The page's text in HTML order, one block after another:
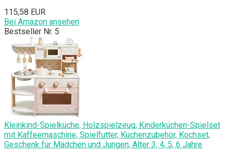
115,58 EUR
Bei Amazon ansehen
Bestseller Nr. 5
Kleinkind-Spielküche, Holzspielzeug, Kinderküchen-Spielset
mit Kaffeemaschine, Spielfutter, Küchenzubehör, Kochset,
Geschenk für Mädchen und Jungen, Alter 3, 4, 5, 6 Jahre